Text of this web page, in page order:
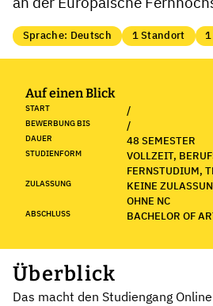
Sprache: Deutsch 1 Standort
Auf einen Blick
START /
BEWERBUNG BIS /
DAUER 48 SEMESTER
STUDIENFORM
VOLLZEIT,
FERNSTUDIUM,
ZULASSUNG
KEINE
OHNE NC
ABSCHLUSS BACHELOR OF
Überblick
Das macht den Studiengang